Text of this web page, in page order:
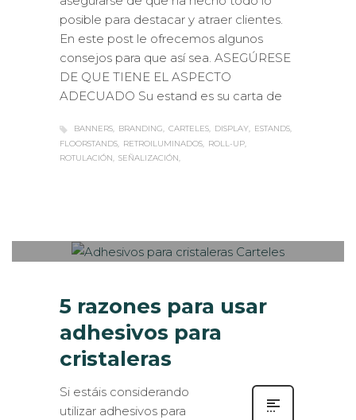
posible para destacar y atraer clientes.
En este post le ofrecemos algunos
consejos para que así sea. ASEGÚRESE
DE QUE TIENE EL ASPECTO
ADECUADO Su estand es su carta de
BANNERS BRANDING CARTELES DISPLAY
ESTANDS
FLOORSTANDS
RETROILUMINADOS
ROLL-UP
ROTULACIÓN
SEÑALIZACIÓN
5 razones para usar
adhesivos para
cristaleras
Si estáis considerando
utilizar adhesivos para